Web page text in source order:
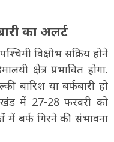
का अलर्ट
विक्षोभ सक्रिय होने
क्षेत्र प्रभावित होगा.
बारिश या बर्फबारी हो
में 27-28 फरवरी को
में बर्फ गिरने की संभावना